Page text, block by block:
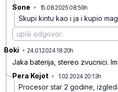
Sone • 15.08.2025 08:59h
Skupi kintu kao i ja i kupio
Boki • 24.01.2024 18:20h
Jaka baterija, stereo zvucnici.
Pera Kojot • 1.02.2024 20:13h
Procesor star 2 godine,